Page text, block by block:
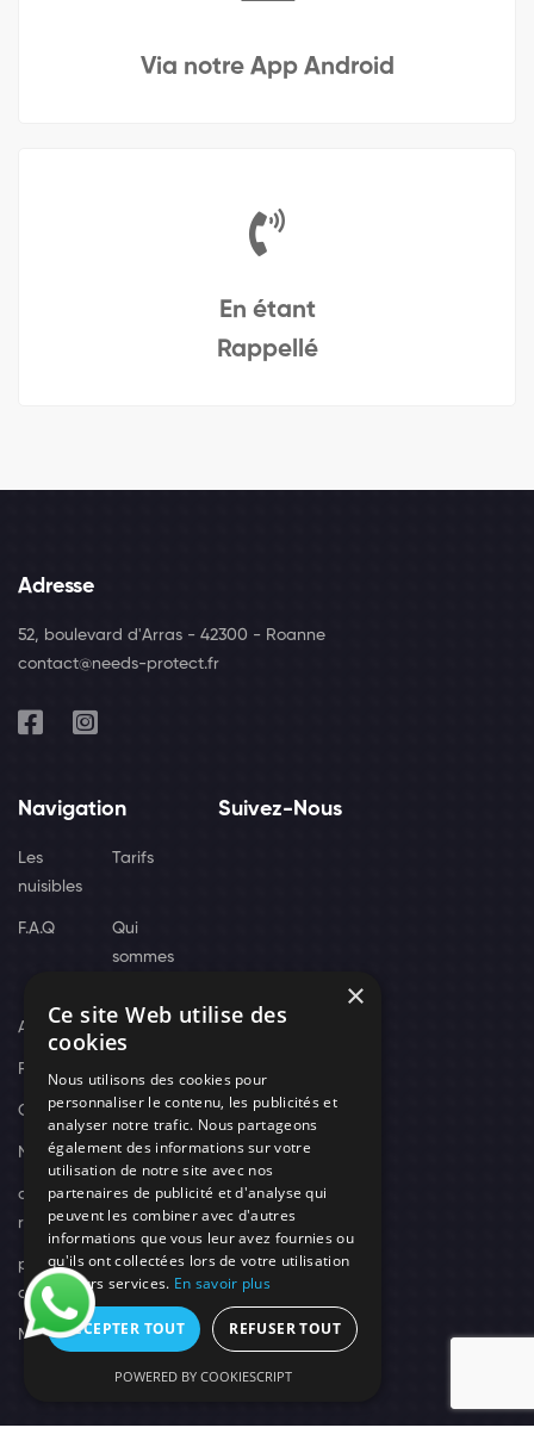
Via notre App Android
En étant
Rappellé
Adresse
52, boulevard d'Arras - 42300 - Roanne
contact@needs-protect.fr
Navigation
Les
nuisibles
Tarifs
F.A.Q
Qui
sommes
Actus
Recrutement
Contact
Nos techniciens
campagne-
recrutement
politique de
confidentialité
Mentions légales
Suivez-Nous
×
Ce site Web utilise des
cookies
Nous utilisons des cookies pour
personnaliser le contenu, les publicités et
analyser notre trafic. Nous partageons
également des informations sur votre
utilisation de notre site avec nos
partenaires de publicité et d'analyse qui
peuvent les combiner avec d'autres
informations que vous leur avez fournies ou
qu'ils ont collectées lors de votre utilisation
de leurs services. En savoir plus
ACCEPTER TOUT REFUSER TOUT
POWERED BY COOKIESCRIPT